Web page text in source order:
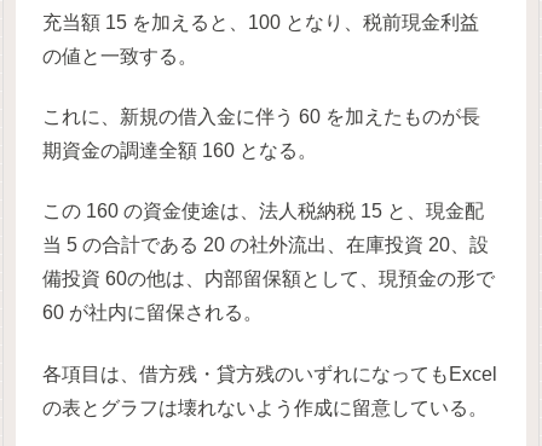
充当額 15 を加えると、100 となり、税前現金利益
の値と一致する。
これに、新規の借入金に伴う 60 を加えたものが長
期資金の調達全額 160 となる。
この 160 の資金使途は、法人税納税 15 と、現金配
当 5 の合計である 20 の社外流出、在庫投資 20、設
備投資 60の他は、内部留保額として、現預金の形で
60 が社内に留保される。
各項目は、借方残・貸方残のいずれになってもExcel
の表とグラフは壊れないよう作成に留意している。